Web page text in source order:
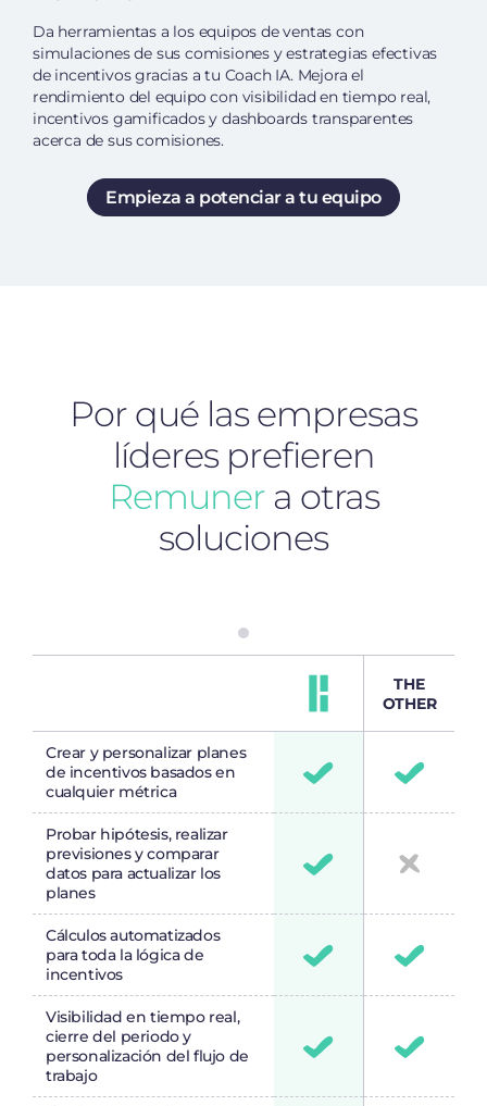
Da herramientas a los equipos de ventas con
simulaciones de sus comisiones y estrategias efectivas
de incentivos gracias a tu Coach IA. Mejora el
rendimiento del equipo con visibilidad en tiempo real,
incentivos gamificados y dashboards transparentes
acerca de sus comisiones.
Empieza a potenciar a tu equipo
Por qué las empresas
líderes prefieren
Remunera otras
soluciones
Crear y personalizar planes
de incentivos basados en
cualquier métrica
Probar hipótesis, realizar
previsiones y comparar
datos para actualizar los
planes
Cálculos automatizados
para toda la lógica de
incentivos
Visibilidad en tiempo real,
cierre del periodo y
personalización del flujo de
trabajo
THE
OTHER